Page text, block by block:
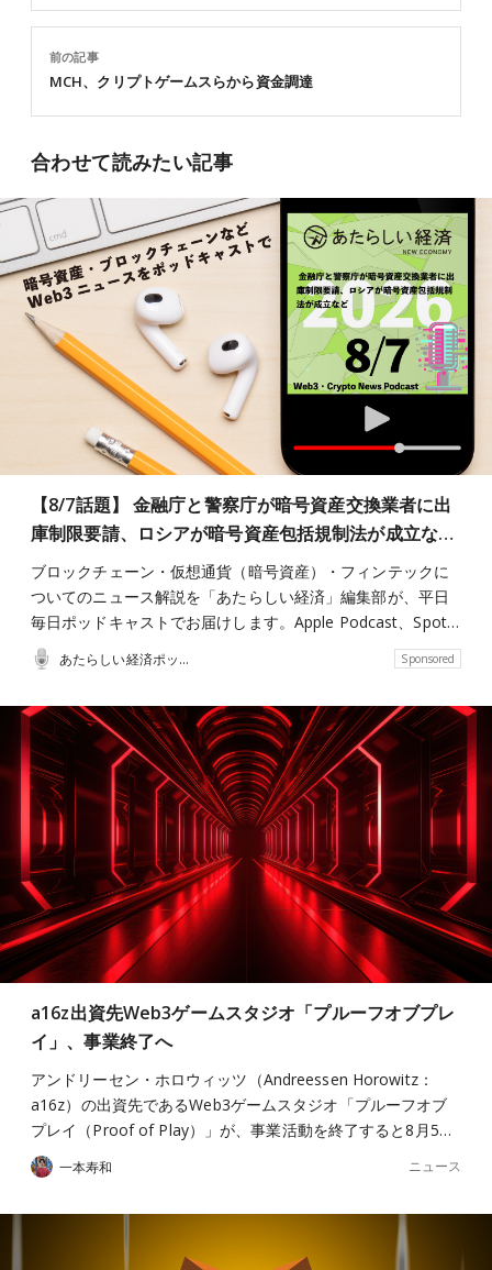
前の記事
MCH、クリプトゲームスらから資金調達
合わせて読みたい記事
【8/7話題】 金融庁と警察庁が暗号資産交換業者に出
庫制限要請、ロシアが暗号資産包括規制法が成立な…
ブロックチェーン・仮想通貨（暗号資産）・フィンテックに
ついてのニュース解説を「あたらしい経済」編集部が、平日
毎日ポッドキャストでお届けします。Apple Podcast、Spot…
あたらしい経済ポッドキャスト Sponsored
a16z出資先Web3ゲームスタジオ「プルーフオブプレ
イ」、事業終了へ
アンドリーセン・ホロウィッツ（Andreessen Horowitz：
a16z）の出資先であるWeb3ゲームスタジオ「プルーフオブ
プレイ（Proof of Play）」が、事業活動を終了すると8月5…
一本寿和 ニュース